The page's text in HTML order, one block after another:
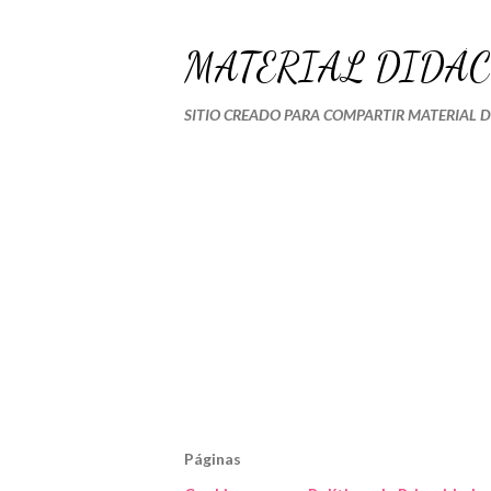
MATERIAL
SITIO CREADO PARA COMPARTIR MATERIAL
Páginas